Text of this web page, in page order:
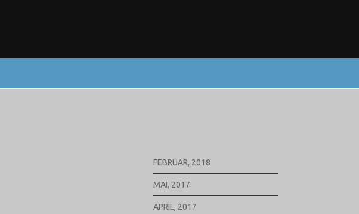
FEBRUAR, 2018
MAI, 2017
APRIL, 2017